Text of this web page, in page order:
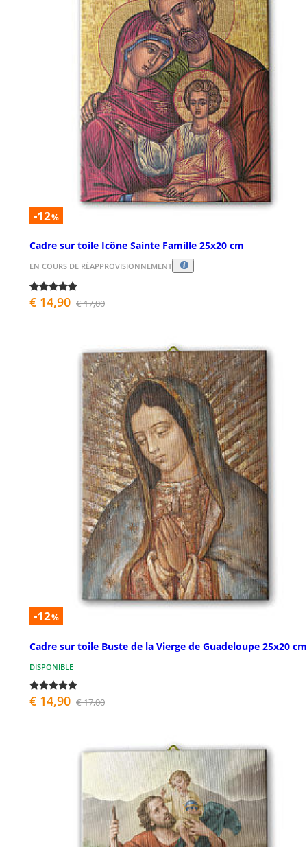
-12%
Cadre sur toile Icône Sainte Famille 25x20 cm
EN COURS DE RÉAPPROVISIONNEMENT
€ 14,90 € 17,00
-12%
Cadre sur toile Buste de la Vierge de Guadeloupe 25x20 cm
DISPONIBLE
€ 14,90 € 17,00